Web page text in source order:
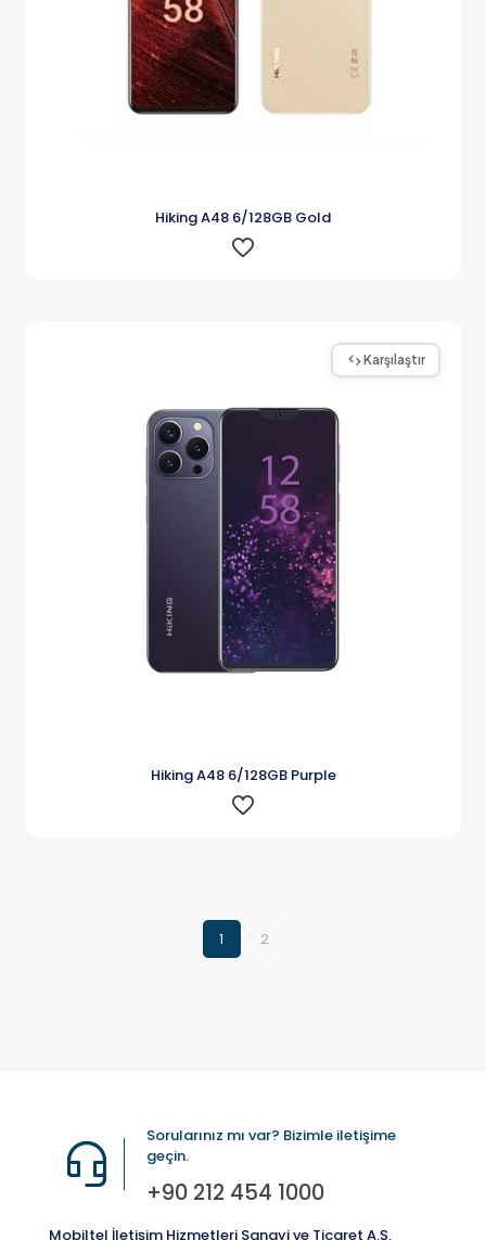
Hiking A48 6/128GB Gold
Karşılaştır
Hiking A48 6/128GB Purple
1 2
Sorularınız mı var? Bizimle iletişime
geçin.
+90 212 454 1000
Mobiltel İletişim Hizmetleri Sanayi ve Ticaret A.Ş.